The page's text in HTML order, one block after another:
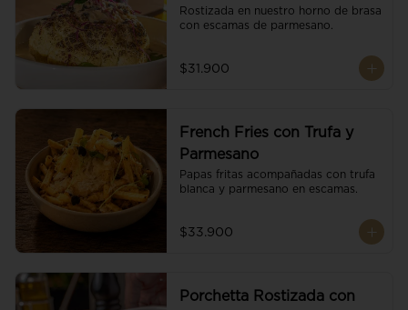
Vino
Rostizada en nuestro horno de brasa
con escamas de parmesano.
$31.900
French Fries con Trufa y
Parmesano
Papas fritas acompañadas con trufa
blanca y parmesano en escamas.
$33.900
Porchetta Rostizada con